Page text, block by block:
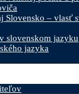
Slovensko – vlasť
slovenskom jazyku
jazyka